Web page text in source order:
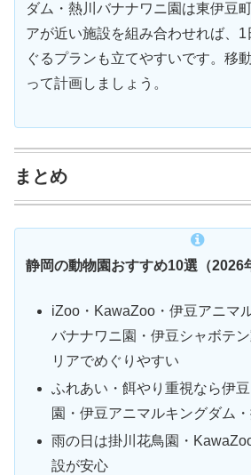
ダム・熱川バナナワニ園は東伊豆
アが近い施設を組み合わせれば、
ぐるプランも立てやすいです。移
って計画しましょう。
まとめ
静岡の動物園おすすめ10選（2026
iZoo・KawaZoo・伊豆アニマ
バナナワニ園・伊豆シャボテ
リアでめぐりやすい
ふれあい・餌やり重視なら伊
園・伊豆アニマルキングダム
雨の日は掛川花鳥園・
設が安心